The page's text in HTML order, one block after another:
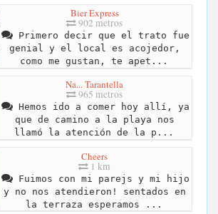
Bier Express
902 metros
Primero decir que el trato fue
genial y el local es acojedor,
como me gustan, te apet...
Na... Tarantella
965 metros
Hemos ido a comer hoy allí, ya
que de camino a la playa nos
llamó la atención de la p...
Cheers
1 km
Fuimos con mi parejs y mi hijo
y no nos atendieron! sentados en
la terraza esperamos ...